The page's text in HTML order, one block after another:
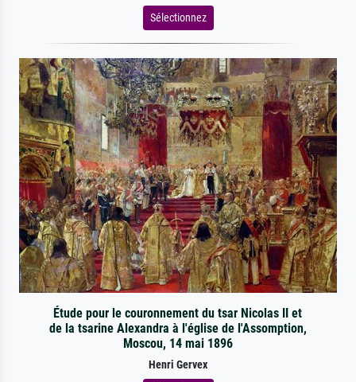
Sélectionnez
Étude pour le couronnement du tsar Nicolas II et
de la tsarine Alexandra à l'église de l'Assomption,
Moscou, 14 mai 1896
Henri Gervex